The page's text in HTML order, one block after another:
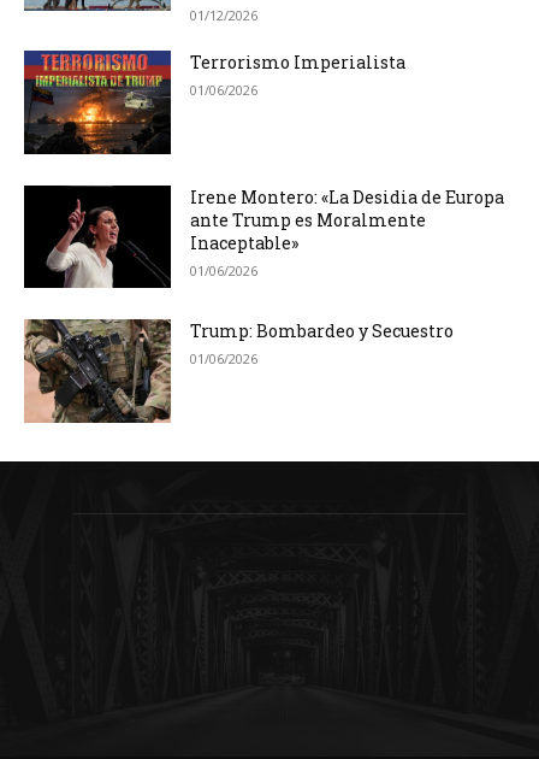
01/12/2026
Terrorismo Imperialista
01/06/2026
Irene Montero: «La Desidia de Europa
ante Trump es Moralmente
Inaceptable»
01/06/2026
Trump: Bombardeo y Secuestro
01/06/2026